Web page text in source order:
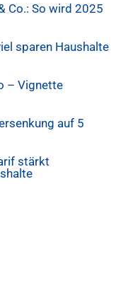
Co.: So wird 2025
sparen Haushalte
– Vignette
auf 5
stärkt